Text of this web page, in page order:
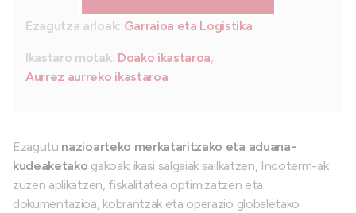
Ezagutza arloak: Garraioa eta Logistika
Ikastaro motak: Doako ikastaroa,
Aurrez aurreko ikastaroa
Ezagutu nazioarteko merkataritzako eta aduana-
kudeaketako gakoak: ikasi salgaiak sailkatzen, Incoterm-ak
zuzen aplikatzen, fiskalitatea optimizatzen eta
dokumentazioa, kobrantzak eta operazio globaletako